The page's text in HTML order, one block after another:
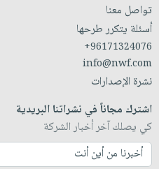
تواصل معنا
أسئلة يتكرر طرحها
+96171324076
info@nwf.com
نشرة الإصدارات
اشترك مجاناً في نشراتنا البريدية
كي يصلك آخر أخبار الشركة